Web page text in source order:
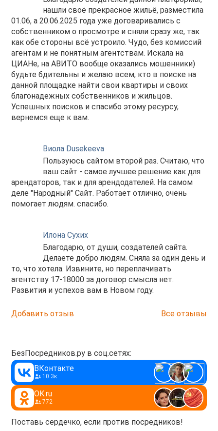
нашли своё прекрасное жильё, разместила
01.06, а 20.06.2025 года уже договаривались с
собственником о просмотре и сняли сразу же, так
как обе стороны всё устроило. Чудо, без комиссий
агентам и не понятным агентствам. Искала на
ЦИАНе, на АВИТО вообще оказались мошенники)
будьте бдительны и желаю всем, кто в поиске на
данной площадке найти свои квартиры и своих
благонадежных собственников и жильцов.
Успешных поисков и спасибо этому ресурсу,
вернемся еще к вам.
Виола Dusekeeva
Пользуюсь сайтом второй раз. Считаю, что
ваш сайт - самое лучшее решение как для
арендаторов, так и для арендодателей. На самом
деле "Народный" Сайт. Работает отлично, очень
помогает людям. спасибо.
Илона Сухих
Благодарю, от души, создателей сайта.
Делаете добро людям. Сняла за один день и
то, что хотела. Извините, но переплачивать
агентству 17-18000 за договор смысла нет.
Развития и успехов вам в Новом году.
Добавить отзыв Все отзывы
БезПосредников.ру в соц.сетях:
ВКонтакте
10.3к
OK.ru
772
Поставь сердечко, если против посредников!